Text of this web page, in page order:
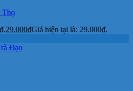
Thọ
29.000₫Giá hiện tại là: 29.000₫.